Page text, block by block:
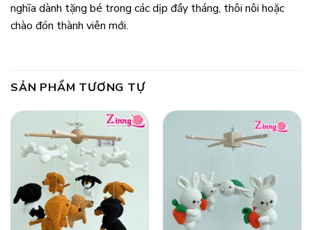
nghĩa dành tặng bé trong các dịp đầy tháng, thôi nôi hoặc
chào đón thành viên mới.
SẢN PHẨM TƯƠNG TỰ